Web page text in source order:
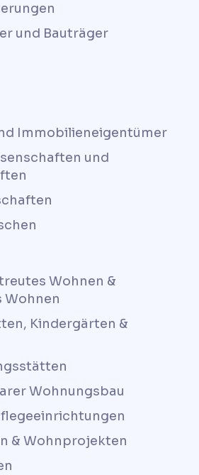
und Bauträger
Immobilieneigentümer
und
Wohnen &
Kindergärten &
Wohnungsbau
& Wohnprojekten